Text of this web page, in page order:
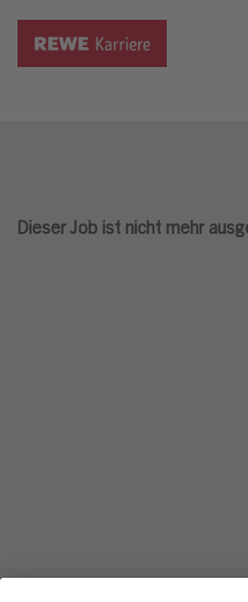
Dieser Job ist nicht mehr